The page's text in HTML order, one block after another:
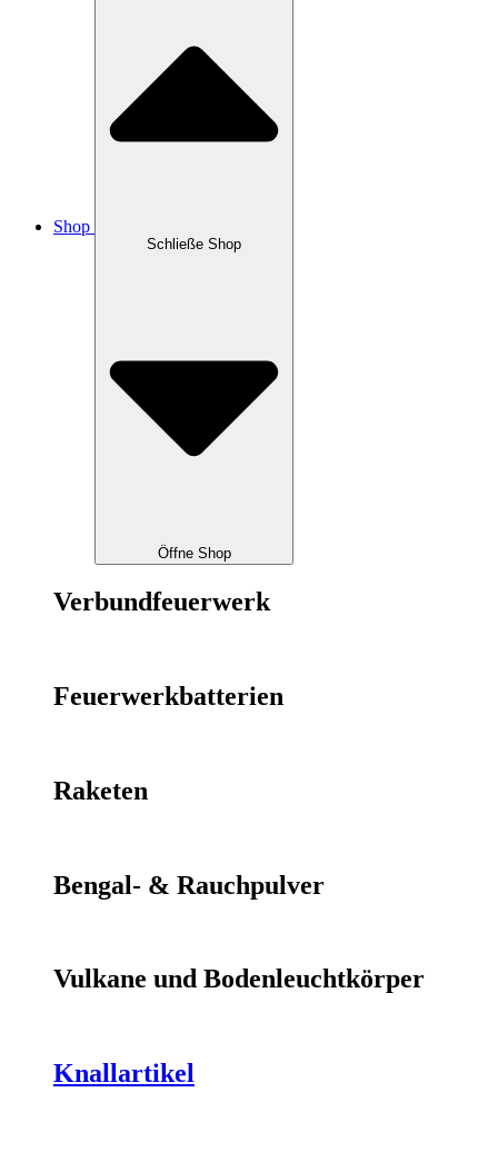
Shop
Schließe Shop
Öffne Shop
Verbundfeuerwerk
Feuerwerkbatterien
Raketen
Bengal- & Rauchpulver
Vulkane und Bodenleuchtkörper
Knallartikel